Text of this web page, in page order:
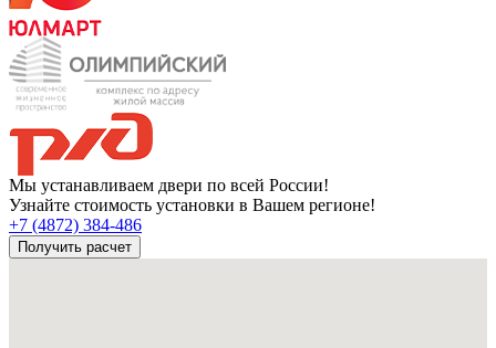
Мы устанавливаем двери по всей России!
Узнайте стоимость установки в Вашем регионе!
+7 (4872) 384-486
Получить расчет